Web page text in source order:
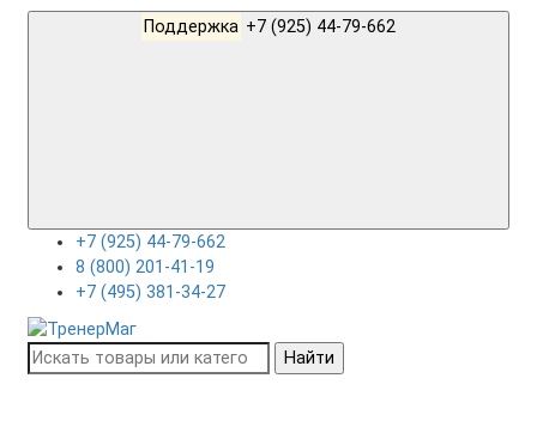
Поддержка
+7 (925) 44-79-662
8 (800) 201-41-19
+7 (495) 381-34-27
Найти